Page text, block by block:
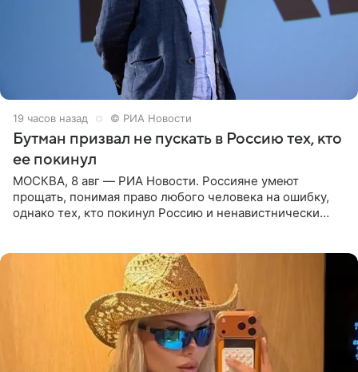
19 часов назад © РИА Новости
Бутман призвал не пускать в Россию тех, кто
ее покинул
МОСКВА, 8 авг — РИА Новости. Россияне умеют
прощать, понимая право любого человека на ошибку,
однако тех, кто покинул Россию и ненавистнически